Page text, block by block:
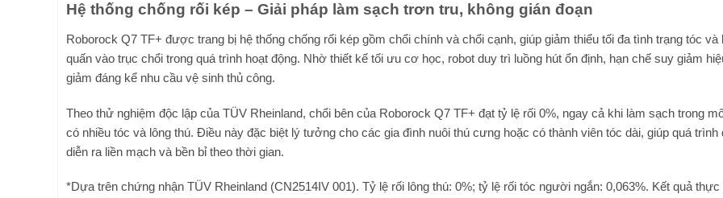
Hệ thống chống rối kép – Giải pháp làm sạch trơn tru, không gián đoạn
Roborock Q7 TF+ được trang bị hệ thống chống rối kép gồm chổi chính và chổi cạnh, giúp giảm thiểu tối đa tình trạng tóc và
quấn vào trục chổi trong quá trình hoạt động. Nhờ thiết kế tối ưu cơ học, robot duy trì luồng hút ổn định, hạn chế suy giảm
giảm đáng kể nhu cầu vệ sinh thủ công.
Theo thử nghiệm độc lập của TÜV Rheinland, chổi bên của Roborock Q7 TF+ đạt tỷ lệ rối 0%, ngay cả khi làm sạch trong
có nhiều tóc và lông thú. Điều này đặc biệt lý tưởng cho các gia đình nuôi thú cưng hoặc có thành viên tóc dài, giúp quá trình
diễn ra liền mạch và bền bỉ theo thời gian.
*Dựa trên chứng nhận TÜV Rheinland (CN2514IV 001). Tỷ lệ rối lông thú: 0%; tỷ lệ rối tóc người ngắn: 0,063%. Kết quả thực